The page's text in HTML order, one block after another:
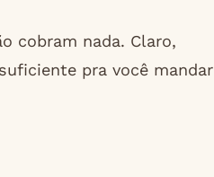
cobram nada. Claro,
pra você mandar